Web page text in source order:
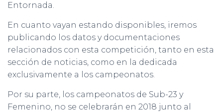
Entornada.
En cuanto vayan estando disponibles, iremos
publicando los datos y documentaciones
relacionados con esta competición, tanto en esta
sección de noticias, como en la dedicada
exclusivamente a los campeonatos.
Por su parte, los campeonatos de Sub-23 y
Femenino, no se celebrarán en 2018 junto al